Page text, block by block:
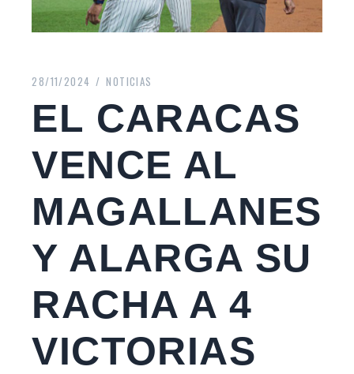
28/11/2024 NOTICIAS
EL CARACAS
VENCE AL
MAGALLANES
Y ALARGA SU
RACHA A 4
VICTORIAS